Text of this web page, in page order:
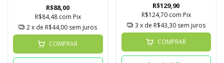
R$88,00
R$84,48 com Pix
2x de R$44,00 sem juros
COMPRAR
R$129,90
R$124,70 com Pix
3 x de R$43,30 sem juros
COMPRAR